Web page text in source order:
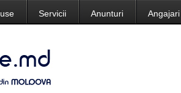
Servicii Anunturi Angajari